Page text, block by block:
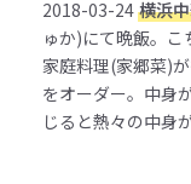
2018-03-24 横浜
ゅか)にて晩飯。
家庭料理(家郷菜)
をオーダー。中身
じると熱々の中身